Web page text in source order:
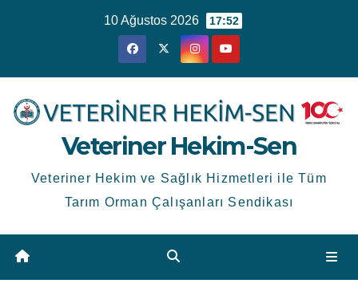
10 Ağustos 2026 17:52
Veteriner Hekim-Sen
Veteriner Hekim ve Sağlık Hizmetleri ile Tüm
Tarım Orman Çalışanları Sendikası